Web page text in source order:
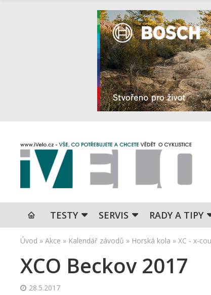
TESTY SERVIS RADY A TIPY
Úvod » Akce » Kalendář závodů » Horská kola » XC - x-
XCO Beckov 2017
28.5.2017